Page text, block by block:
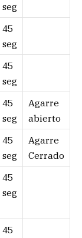
seg
45
seg
45
seg
45
seg
Agarre
abierto
45
seg
Agarre
Cerrado
45
seg
45